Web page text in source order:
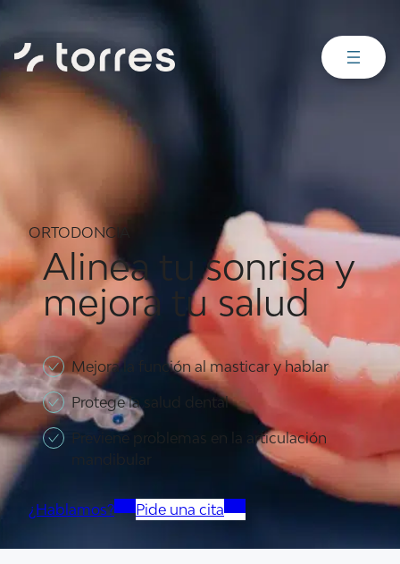
ORTODONCIA
Alinea tu sonrisa y
mejora tu salud
Mejora la función al masticar y hablar
Protege la salud dental
Previene problemas en la articulación
mandibular
¿Hablamos? Pide una cita